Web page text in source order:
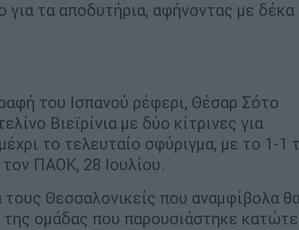
για τα αποδυτήρια, αφήνοντας με δέκα
του Ισπανού ρέφερι, Θέσαρ Σότο
Βιεϊρίνια με δύο κίτρινες για
το τελευταίο σφύριγμα, με το 1-1
ΠΑΟΚ, 28 Ιουλίου.
Θεσσαλονικείς που αναμφίβολα
ομάδας που παρουσιάστηκε